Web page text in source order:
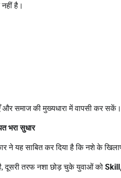
है।
और समाज की मुख्यधारा में वापसी कर सकें।
भरा सुधार
ने यह साबित कर दिया है कि नशे के
दूसरी तरफ नशा छोड़ चुके युवाओं को